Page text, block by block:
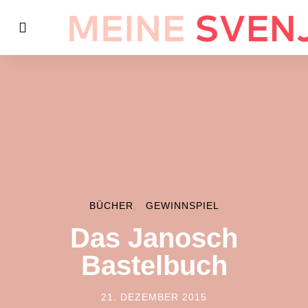
BÜCHER GEWINNSPIEL
Das Janosch
Bastelbuch
POSTED ON
21. DEZEMBER 2015